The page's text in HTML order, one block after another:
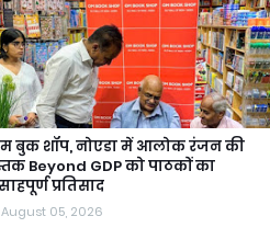
बुक शॉप, नोएडा में आलोक रंजन की
Beyond GDP को पाठकों का
प्रतिसाद
August 05, 2026